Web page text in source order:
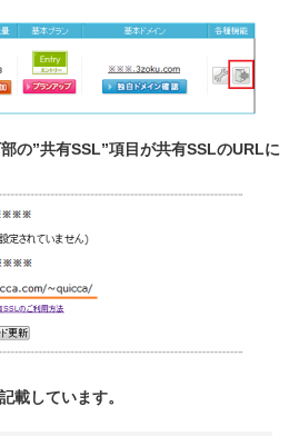
の”共有SSL”項目が共有SSLのURLに
載しています。